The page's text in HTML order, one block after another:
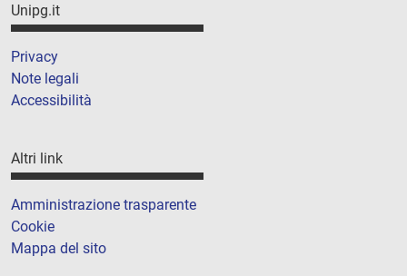
Unipg.it
Privacy
Note legali
Accessibilità
Altri link
Amministrazione trasparente
Cookie
Mappa del sito